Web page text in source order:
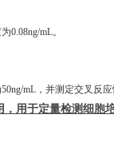
0.08ng/mL。
50ng/mL，并测定交叉反
，用于定量检测细胞